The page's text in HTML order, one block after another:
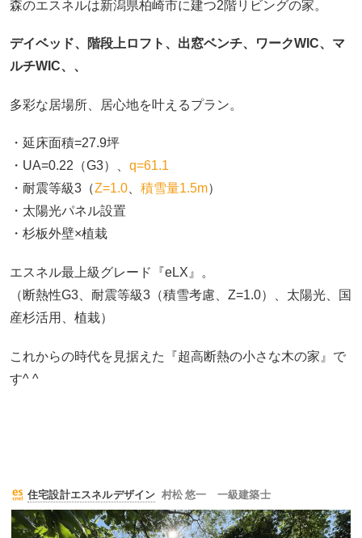
森のエスネルは新潟県柏崎市に建つ2階リビングの家。
デイベッド、階段上ロフト、出窓ベンチ、ワークWIC、マ
ルチWIC、、
多彩な居場所、居心地を叶えるプラン。
・延床面積=27.9坪
・UA=0.22（G3）、 q=61.1
・耐震等級3（Z=1.0、 積雪量1.5m）
・太陽光パネル設置
・杉板外壁×植栽
エスネル最上級グレード『eLX』。
（断熱性G3、耐震等級3（積雪考慮、Z=1.0）、太陽光、国
産杉活用、植栽）
これからの時代を見据えた『超高断熱の小さな木の家』で
す^ ^